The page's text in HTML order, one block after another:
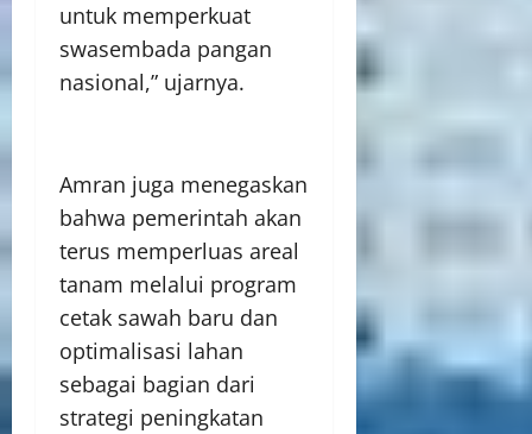
untuk memperkuat
swasembada pangan
nasional,” ujarnya.
Amran juga menegaskan
bahwa pemerintah akan
terus memperluas areal
tanam melalui program
cetak sawah baru dan
optimalisasi lahan
sebagai bagian dari
strategi peningkatan